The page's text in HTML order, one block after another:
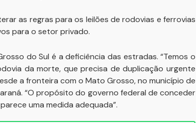
as regras para os leilões de rodovias e ferrovias
para o setor privado.
do Sul é a deficiência das estradas. “Temos o
da morte, que precisa de duplicação urgente
a fronteira com o Mato Grosso, no município de
“O propósito do governo federal de conceder
uma medida adequada”.